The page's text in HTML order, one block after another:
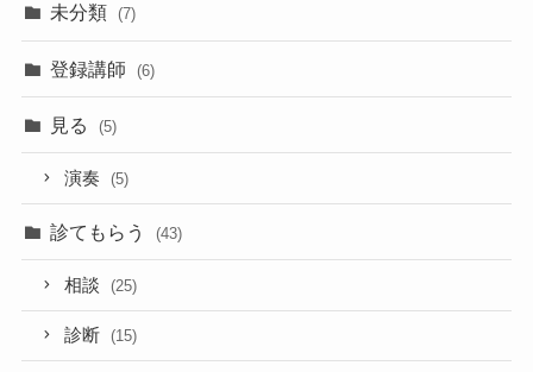
未分類 (7)
登録講師 (6)
見る (5)
演奏 (5)
診てもらう (43)
相談 (25)
診断 (15)